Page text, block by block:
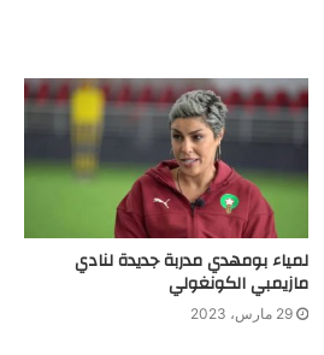
لمياء بومهدي مدربة جديدة لنادي
مازيمبي الكونغولي
29 مارس، 2023